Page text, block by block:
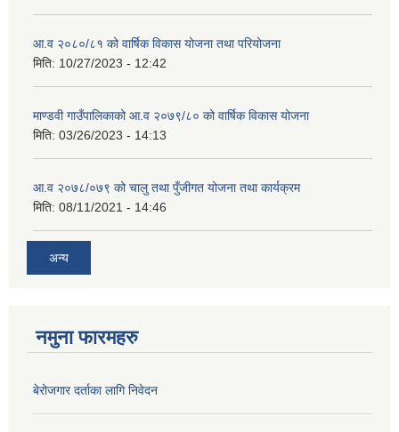
आ.व २०८०/८१ को वार्षिक विकास योजना तथा परियोजना
मिति: 10/27/2023 - 12:42
माण्डवी गाउँपालिकाको आ.व २०७९/८० को वार्षिक विकास योजना
मिति: 03/26/2023 - 14:13
आ.व २०७८/०७९ को चालु तथा पुँजीगत योजना तथा कार्यक्रम
मिति: 08/11/2021 - 14:46
अन्य
नमुना फारमहरु
बेरोजगार दर्ताका लागि निवेदन